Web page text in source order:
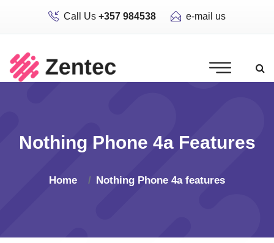
Call Us +357 984538 e-mail us
Nothing Phone 4a Features
Home Nothing Phone 4a features